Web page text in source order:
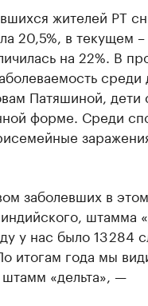
жителей РТ
20,5%, в текущем –
на 22%. В
среди
Патяшиной, дети
форме. Среди
заболевших в этом
штамма
у нас было 13 284
итогам года мы
«дельта», —